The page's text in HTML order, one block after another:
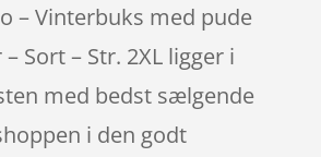
– Vinterbuks med pude
Sort – Str. 2XL ligger i
med bedst sælgende
i den godt